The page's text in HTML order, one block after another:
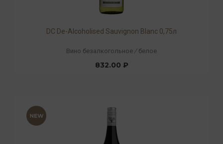
DC De-Alcoholised Sauvignon Blanc 0,75л
Вино безалкогольное / белое
832.00 ₽